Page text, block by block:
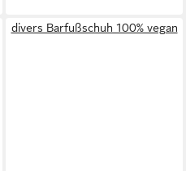
divers Barfußschuh 100% vegan